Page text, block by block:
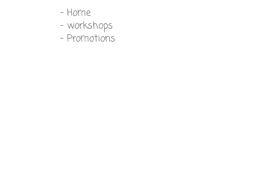
- Home
- workshops
- Promotions